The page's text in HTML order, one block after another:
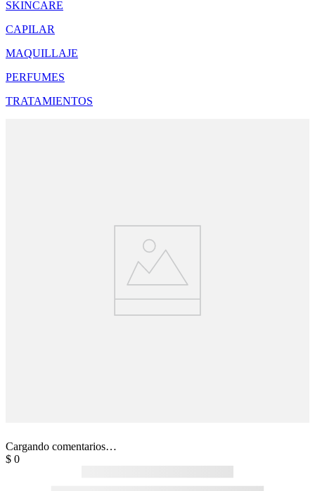
SKINCARE
CAPILAR
MAQUILLAJE
PERFUMES
TRATAMIENTOS
Cargando comentarios…
$ 0